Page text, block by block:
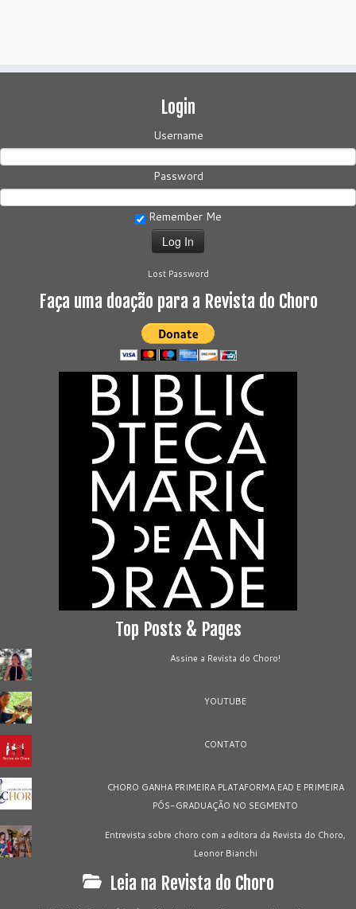
Login
Username
Password
Remember Me
Lost Password
Faça uma doação para a Revista do Choro
Top Posts & Pages
Assine a Revista do Choro!
YOUTUBE
CONTATO
CHORO GANHA PRIMEIRA PLATAFORMA EAD E PRIMEIRA
PÓS-GRADUAÇÃO NO SEGMENTO
Entrevista sobre choro com a editora da Revista do Choro,
Leonor Bianchi
Leia na Revista do Choro